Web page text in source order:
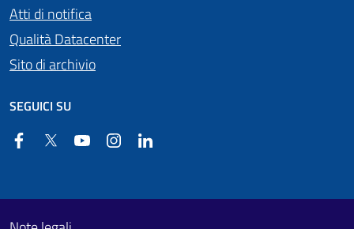
Atti di notifica
Qualità Datacenter
Sito di archivio
SEGUICI SU
FacebookTwitter YouTube Instagram
Footer First
Useful links section